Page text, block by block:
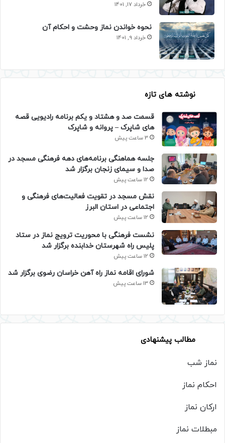
خرداد 17, 1401
نحوه خواندن نماز وحشت و احکام آن
خرداد 9, 1401
نوشته های تازه
قسمت صد و هشتاد و یکم برنامه رادیویی قصه
های شاپرک – پروانه و شاپرک
3 ساعت پیش
جلسه هماهنگی برنامه‌های دهه فرهنگی مسجد در
صدا و سیمای زنجان برگزار شد
12 ساعت پیش
نقش مسجد در تقویت فعالیت‌های فرهنگی و
اجتماعی در استان البرز
12 ساعت پیش
نشست فرهنگی با محوریت ترویج نماز در ستاد
پلیس راه شهرستان خدابنده برگزار شد
12 ساعت پیش
شورای اقامه نماز راه آهن خراسان رضوی برگزار شد
13 ساعت پیش
مطالب پیشنهادی
نماز شب
احکام نماز
ارکان نماز
مبطلات نماز